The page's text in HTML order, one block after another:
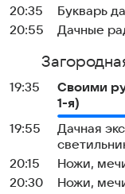
20:35
Букварь
20:55
Дачные
19:35
Своими
1-я)
19:55
Дачная
20:15
Ножи,
20:30
Ножи,